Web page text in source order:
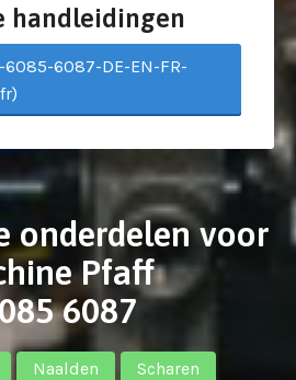
handleidingen
6087-DE-EN-FR-
onderdelen voor
Pfaff
6087
Naalden
Scharen